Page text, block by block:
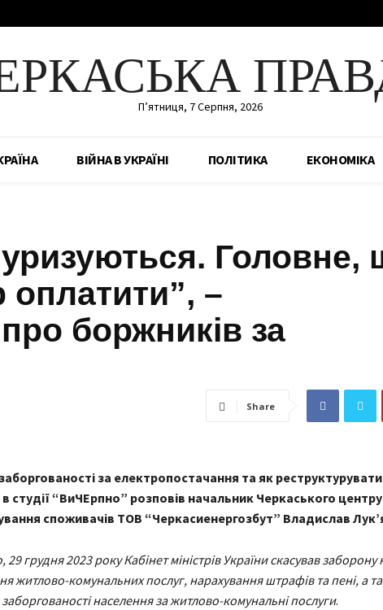
П’ятниця, 7 Серпня, 2026
ВІЙНА В УКРАЇНІ ПОЛІТИКА ЕКОНОМІКА
Головне,
–
боржників за
Share
за електропостачання та як реструктурувати
в студії “ВиЧЕрпно” розповів начальник Черкаського центру
споживачів ТОВ “Черкасиенергозбут” Владислав
29 грудня 2023 року Кабінет міністрів України скасував заборону
житлово-комунальних послуг, нарахування штрафів та пені, а
населення за житлово-комунальні послуги.